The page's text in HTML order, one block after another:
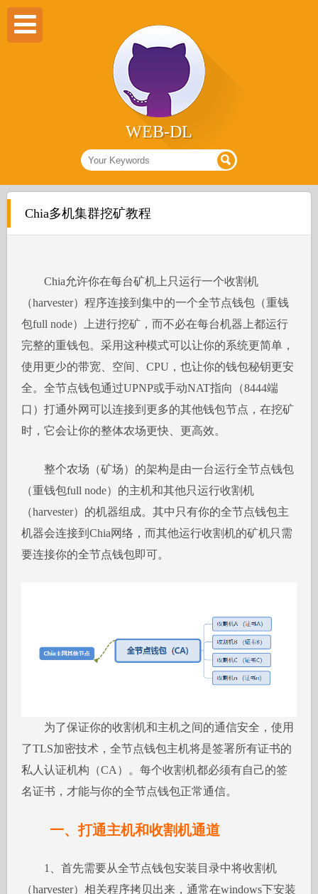
WEB-DL
Chia多机集群挖矿教程
Chia允许你在每台矿机上只运行一个收割机
（harvester）程序连接到集中的一个全节点钱包（重钱
包full node）上进行挖矿，而不必在每台机器上都运行
完整的重钱包。采用这种模式可以让你的系统更简单，
使用更少的带宽、空间、CPU，也让你的钱包秘钥更安
全。全节点钱包通过UPNP或手动NAT指向（8444端
口）打通外网可以连接到更多的其他钱包节点，在挖矿
时，它会让你的整体农场更快、更高效。
整个农场（矿场）的架构是由一台运行全节点钱包
（重钱包full node）的主机和其他只运行收割机
（harvester）的机器组成。其中只有你的全节点钱包主
机器会连接到Chia网络，而其他运行收割机的矿机只需
要连接你的全节点钱包即可。
为了保证你的收割机和主机之间的通信安全，使用
了TLS加密技术，全节点钱包主机将是签署所有证书的
私人认证机构（CA）。每个收割机都必须有自己的签
名证书，才能与你的全节点钱包正常通信。
一、打通主机和收割机通道
1、首先需要从全节点钱包安装目录中将收割机
（harvester）相关程序拷贝出来，通常在windows下安装